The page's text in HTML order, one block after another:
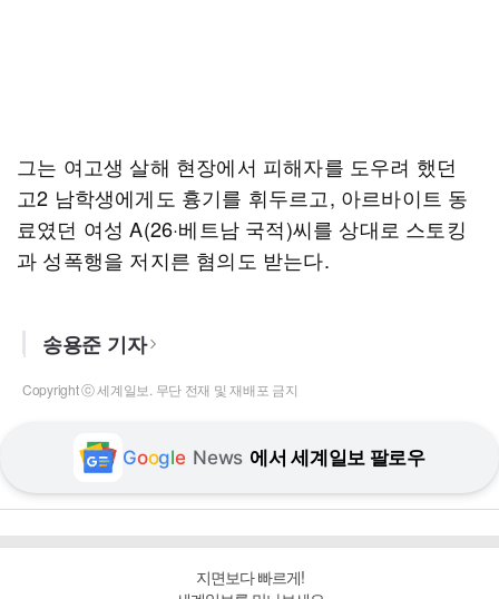
그는 여고생 살해 현장에서 피해자를 도우려 했던
고2 남학생에게도 흉기를 휘두르고, 아르바이트 동
료였던 여성 A(26·베트남 국적)씨를 상대로 스토킹
과 성폭행을 저지른 혐의도 받는다.
송용준 기자
Copyright ⓒ 세계일보. 무단 전재 및 재배포 금지
Google News 에서 세계일보 팔로우
지면보다 빠르게!